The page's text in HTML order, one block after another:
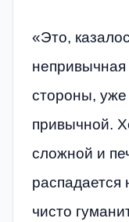
«Это,
непривычная
стороны, уже
привычной.
сложной и
чисто